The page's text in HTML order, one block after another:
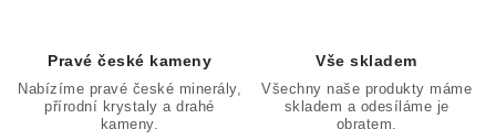
Pravé české kameny
Nabízíme pravé české minerály,
přírodní krystaly a drahé
kameny.
Vše skladem
Všechny naše produkty máme
skladem a odesíláme je
obratem.